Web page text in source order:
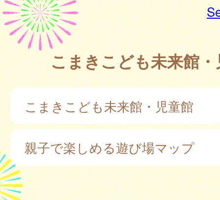
こまきこども未来館
こまきこども未来館・児童館
親子で楽しめる遊び場マップ